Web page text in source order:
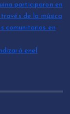
participaron en
de la música
comunitarios en
enel